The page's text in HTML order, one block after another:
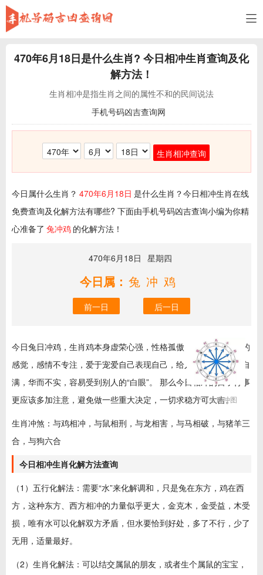
470年6月18日是什么生肖? 今日相冲生肖查询及化
解方法！
生肖相冲是指生肖之间的属性不和的民间说法
手机号码凶吉查询网
生肖相冲查询
今日属什么生肖？ 470年6月18日 是什么生肖？今日相冲生肖在线
免费查询及化解方法有哪些? 下面由手机号码凶吉查询小编为你精
心准备了 兔冲鸡 的化解方法！
470年6月18日 星期四
今日属： 兔冲鸡
前一日 后一日
十二生肖冲图
今日兔日冲鸡，生肖鸡本身虚荣心强，性格孤傲，喜欢若即若离的
感觉，感情不专注，爱于宠爱自己表现自己，给人的感觉是骄傲自
满，华而不实，容易受到别人的“白眼”。 那么今日相冲的日子行事
更应该多加注意，避免做一些重大决定，一切求稳方可大吉。
生肖冲煞：与鸡相冲，与鼠相刑，与龙相害，与马相破，与猪羊三
合，与狗六合
今日相冲生肖化解方法查询
（1）五行化解法：需要“水”来化解调和，只是兔在东方，鸡在西
方，这种东方、西方相冲的力量似乎更大，金克木，金受益，木受
损，唯有水可以化解双方矛盾，但水要恰到好处，多了不行，少了
无用，适量最好。
（2）生肖化解法：可以结交属鼠的朋友，或者生个属鼠的宝宝，